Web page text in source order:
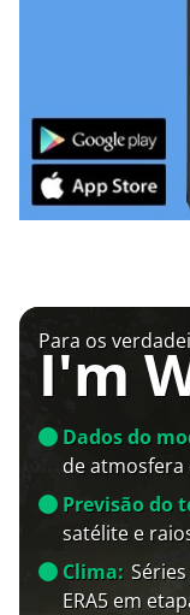
Para os
I'm
Dados do
de atmosfera
Previsão do
satélite e
Clima:
ERA5 em